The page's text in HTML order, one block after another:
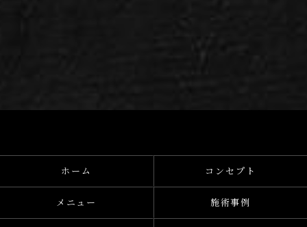
ホーム コンセプト
メニュー 施術事例